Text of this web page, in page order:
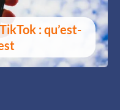
: qu’est-